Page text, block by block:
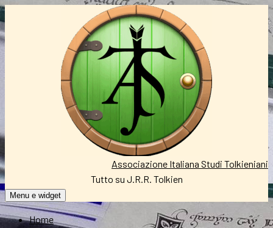
Vai
al
contenuto
Associazione Italiana Studi Tolkieniani
Tutto su J.R.R. Tolkien
Menu e widget
Home